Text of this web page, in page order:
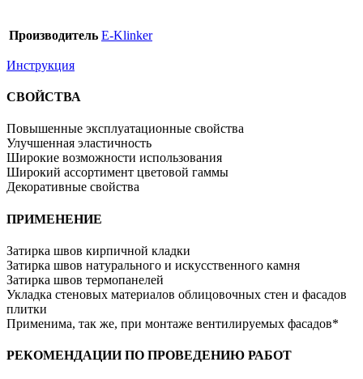
Производитель E-Klinker
Инструкция
СВОЙСТВА
Повышенные эксплуатационные свойства
Улучшенная эластичность
Широкие возможности использования
Широкий ассортимент цветовой гаммы
Декоративные свойства
ПРИМЕНЕНИЕ
Затирка швов кирпичной кладки
Затирка швов натурального и искусственного камня
Затирка швов термопанелей
Укладка стеновых материалов облицовочных стен и фасадов
плитки
Применима, так же, при монтаже вентилируемых фасадов*
РЕКОМЕНДАЦИИ ПО ПРОВЕДЕНИЮ РАБОТ